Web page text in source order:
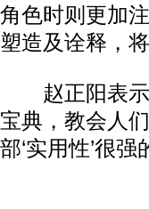
角色时则更加
塑造及诠释，
赵正阳表示
宝典，教会人
部‘实用性’很强